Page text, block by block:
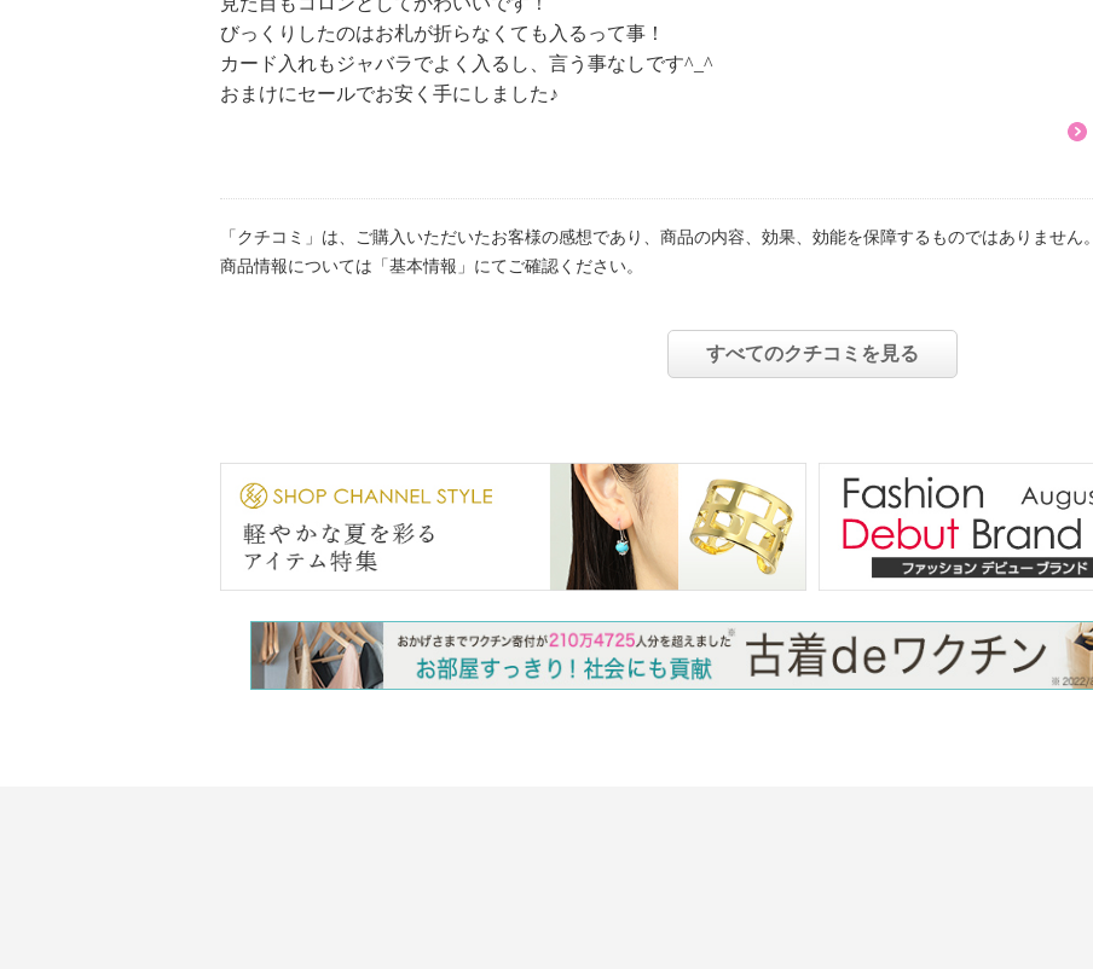
びっくりしたのはお札が折らなくても入るって事！
カード入れもジャバラでよく入るし、言う事なしです^_^
おまけにセールでお安く手にしました♪
「クチコミ」は、ご購入いただいたお客様の感想であり、商品の内容、効果、効能を保障するものではありません。
商品情報については「基本情報」にてご確認ください。
すべてのクチコミを見る